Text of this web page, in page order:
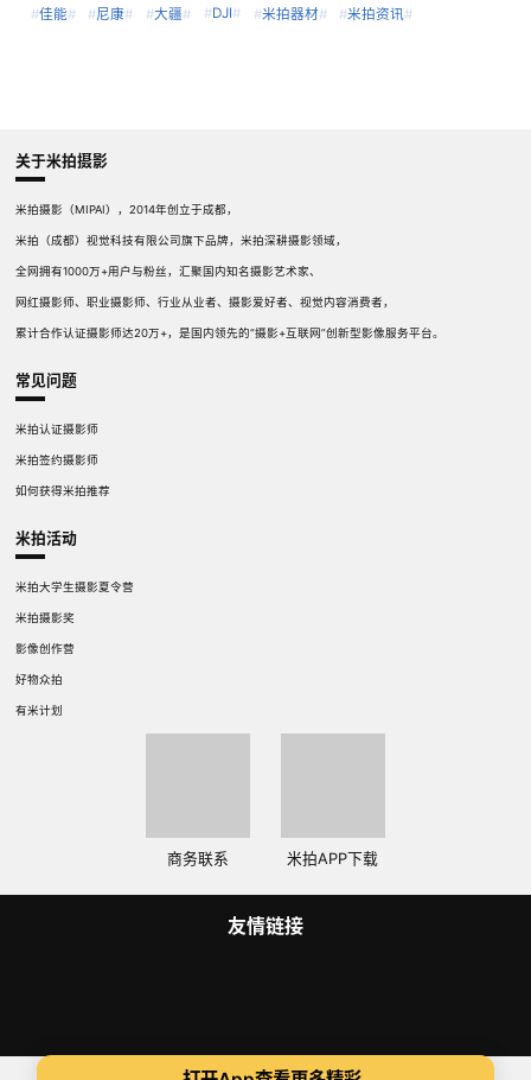
#佳能# #尼康# #大疆# #DJI# #米拍器材# #米拍资讯#
关于米拍摄影
米拍摄影（MIPAI），2014年创立于成都，
米拍（成都）视觉科技有限公司旗下品牌，米拍深耕摄影领域，
全网拥有1000万+用户与粉丝，汇聚国内知名摄影艺术家、
网红摄影师、职业摄影师、行业从业者、摄影爱好者、视觉内容消费者，
累计合作认证摄影师达20万+，是国内领先的“摄影+互联网”创新型影像服务平台。
常见问题
米拍认证摄影师
米拍签约摄影师
如何获得米拍推荐
米拍活动
米拍大学生摄影夏令营
米拍摄影奖
影像创作营
好物众拍
有米计划
商务联系 米拍APP下载
友情链接
Copyright 2014-2025 米拍（成都）视觉科技有限公司 版权所有